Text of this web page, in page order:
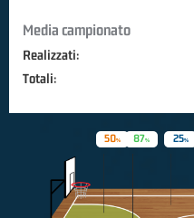
Media campionato
Realizzati:
Totali:
87
50 25